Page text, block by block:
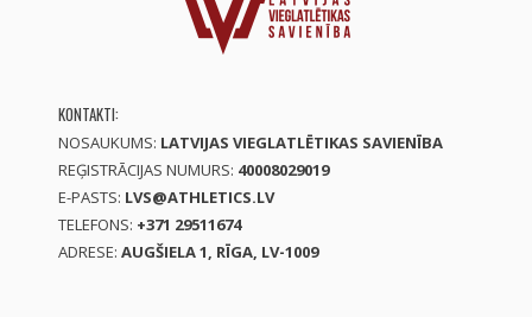
KONTAKTI:
NOSAUKUMS: LATVIJAS VIEGLATLĒTIKAS SAVIENĪBA
REĢISTRĀCIJAS NUMURS: 40008029019
E-PASTS: LVS@ATHLETICS.LV
TELEFONS: +371 29511674
ADRESE: AUGŠIELA 1, RĪGA, LV-1009